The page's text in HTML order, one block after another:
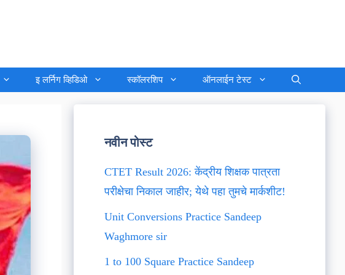
इ लर्निग व्हिडिओ स्कॉलरशिप ऑनलाईन टेस्ट
नवीन पोस्ट
CTET Result 2026: केंद्रीय शिक्षक पात्रता
परीक्षेचा निकाल जाहीर; येथे पहा तुमचे मार्कशीट!
Unit Conversions Practice Sandeep
Waghmore sir
1 to 100 Square Practice Sandeep